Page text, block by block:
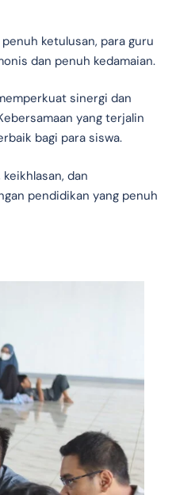
ketulusan, para guru
dan penuh kedamaian.
sinergi dan
yang terjalin
bagi para siswa.
dan
pendidikan yang penuh